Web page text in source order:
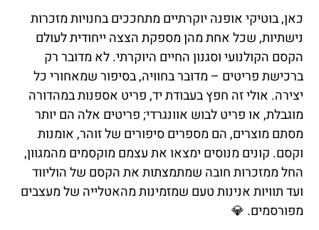
כאן, בוטיקי אופנה יוקרתיים מתחככים בחנויות מזכרות
נישתיות, שכל אחת מהן מספקת הצצה ייחודית לעולם
הקסם הקולנועי וסגנון החיים היוקרתי. לא מדובר רק
ברכישת פריטים – מדובר בחוויה, בסיפור שמאחורי כל
יצירה. אולי זה חפץ בעבודת יד, פריט אספנות במהדורה
מוגבלת, או פריט לבוש אוונגרדי; פריטים אלה הם יותר
מסתם מוצרים, הם מספרים סיפורים של זוהר, אומנות
וקסם. קונים מנוסים ימצאו את עצמם מוקסמים מהמגוון,
החל ממזכרות חובה שמתמצתות את הקסם של הוליווד
ועד תוויות אנינות טעם שמזמינות מהאטלייה של מעצבים
מפורסמים. 💎